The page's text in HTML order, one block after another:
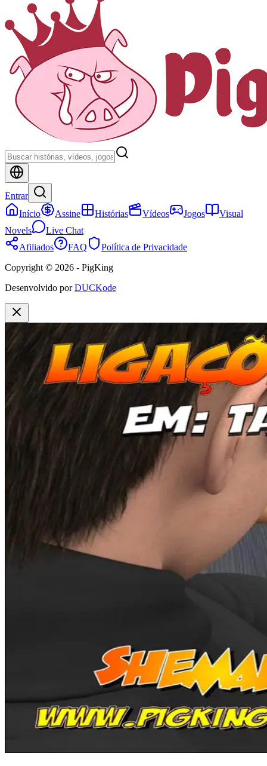
Entrar
Início
Assine Histórias Vídeos Jogos
Visual
Novels
Live Chat
Afiliados
FAQ
Política de Privacidade
Copyright © 2026 - PigKing
Desenvolvido por DUCKode